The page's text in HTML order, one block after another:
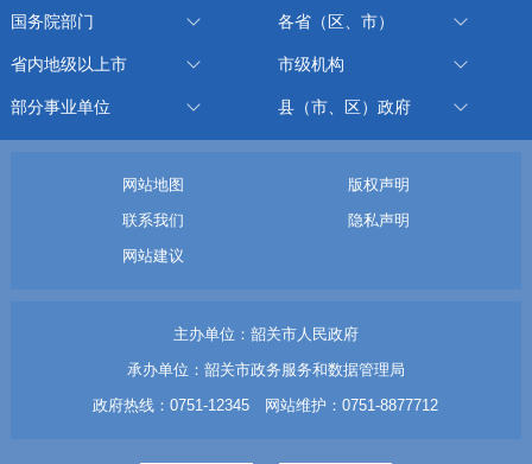
国务院部门 各省（区、市）
省内地级以上市 市级机构
部分事业单位 县（市、区）政府
网站地图
版权声明
联系我们
隐私声明
网站建议
主办单位：韶关市人民政府
承办单位：韶关市政务服务和数据管理局
政府热线：0751-12345 网站维护：0751-8877712